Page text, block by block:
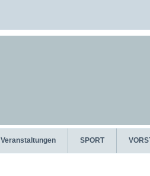
Veranstaltungen SPORT